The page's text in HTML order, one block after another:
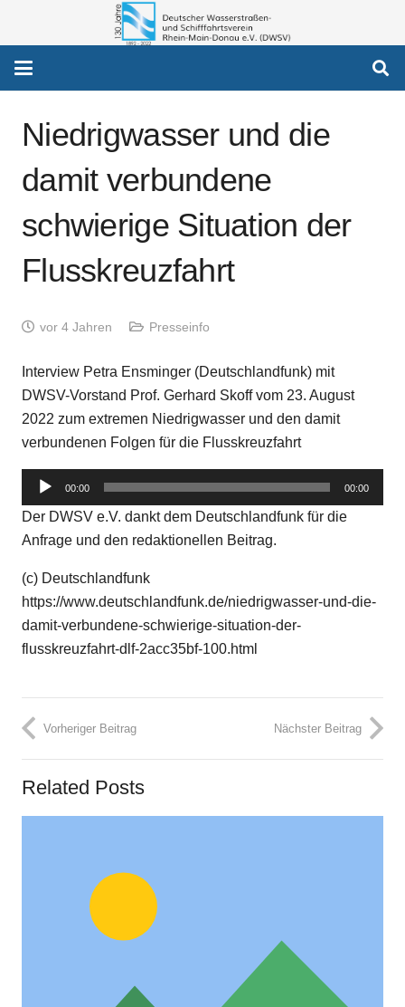
Niedrigwasser und die
damit verbundene
schwierige Situation der
Flusskreuzfahrt
vor 4 Jahren Presseinfo
Interview Petra Ensminger (Deutschlandfunk) mit
DWSV-Vorstand Prof. Gerhard Skoff vom 23. August
2022 zum extremen Niedrigwasser und den damit
verbundenen Folgen für die Flusskreuzfahrt
Audio-
Player
00:00 00:00
Der DWSV e.V. dankt dem Deutschlandfunk für die
Anfrage und den redaktionellen Beitrag.
(c) Deutschlandfunk
https://www.deutschlandfunk.de/niedrigwasser-und-die-
damit-verbundene-schwierige-situation-der-
flusskreuzfahrt-dlf-2acc35bf-100.html
Vorheriger Beitrag Nächster Beitrag
Related Posts